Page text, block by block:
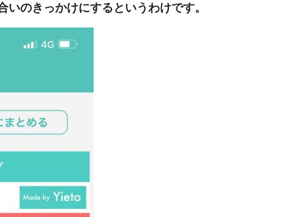
のきっかけにするというわけです。